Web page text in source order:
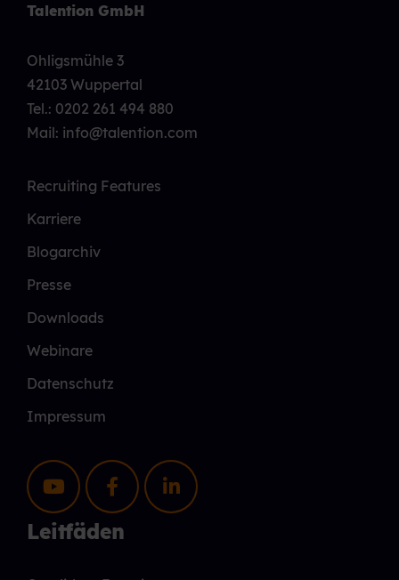
Talention GmbH
Ohligsmühle 3
42103 Wuppertal
Tel.: 0202 261 494 880
Mail: info@talention.com
Recruiting Features
Karriere
Blogarchiv
Presse
Downloads
Webinare
Datenschutz
Impressum
Leitfäden